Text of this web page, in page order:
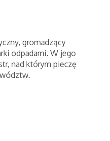
gromadzący
odpadami. W jego
nad którym pieczę